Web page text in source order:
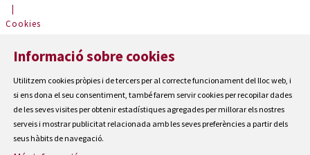
|
Cookies
Contactar
Accessibilitat
Informació sobre cookies
Utilitzem cookies pròpies i de tercers per al correcte funcionament del lloc web, i
si ens dona el seu consentiment, també farem servir cookies per recopilar dades
de les seves visites per obtenir estadístiques agregades per millorar els nostres
serveis i mostrar publicitat relacionada amb les seves preferències a partir dels
seus hàbits de navegació.